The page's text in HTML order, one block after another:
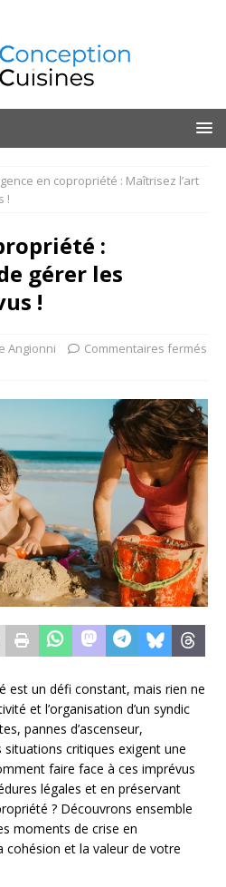
en copropriété : Maîtrisez l’art
!
:
gérer les
!
Angionni Commentaires fermés
est un défi constant, mais rien ne
et l’organisation d’un syndic
pannes d’ascenseur,
critiques exigent une
faire face à ces imprévus
légales et en préservant
? Découvrons ensemble
moments de crise en
et la valeur de votre